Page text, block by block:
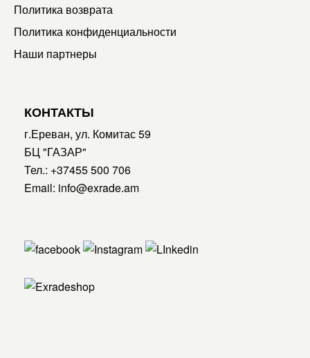
Политика возврата
Политика конфиденциальности
Наши партнеры
КОНТАКТЫ
г.Ереван, ул. Комитас 59
БЦ "ГАЗАР"
Тел.: +37455 500 706
Email: info@exrade.am